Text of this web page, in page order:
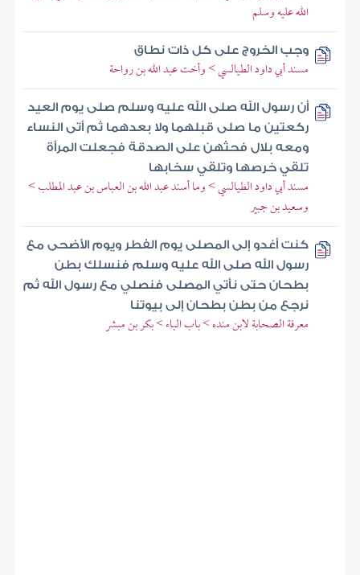
الله عليه وسلم
وجب الخروج على كل ذات نطاق
مسند أبي داود الطيالسي > وأخت عبد الله بن رواحة
أن رسول الله صلى الله عليه وسلم صلى يوم العيد
ركعتين ما صلى قبلهما ولا بعدهما ثم أتى النساء
ومعه بلال فحثهن على الصدقة فجعلت المرأة
تلقي خرصها وتلقي سخابها
مسند أبي داود الطيالسي > وما أسند عبد الله بن العباس بن عبد المطلب >
وسعيد بن جبير
كنت أغدو إلى المصلى يوم الفطر ويوم الأضحى مع
رسول الله صلى الله عليه وسلم فنسلك بطن
بطحان حتى نأتي المصلى فنصلي مع رسول الله ثم
نرجع من بطن بطحان إلى بيوتنا
معرفة الصحابة لابن منده > باب الباء > بكر بن مبشر